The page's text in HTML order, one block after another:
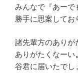
みんなで『あーで
勝手に思案してお
諸先輩方のありが
ありがたくなーい
谷君に届いたでし